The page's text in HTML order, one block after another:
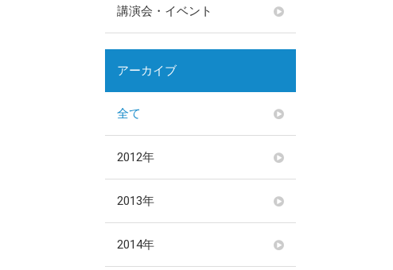
講演会・イベント
アーカイブ
全て
2012年
2013年
2014年